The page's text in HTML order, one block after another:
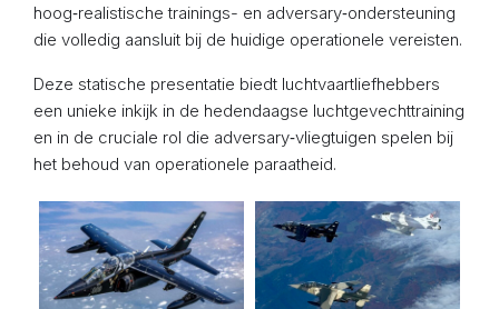
hoog‑realistische trainings- en adversary‑ondersteuning
die volledig aansluit bij de huidige operationele vereisten.
Deze statische presentatie biedt luchtvaartliefhebbers
een unieke inkijk in de hedendaagse luchtgevechttraining
en in de cruciale rol die adversary‑vliegtuigen spelen bij
het behoud van operationele paraatheid.